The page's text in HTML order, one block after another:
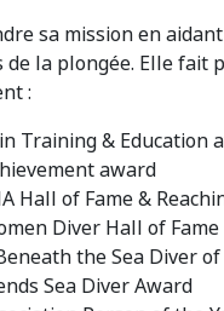
sa mission en
la plongée. Elle fait
:
Training & Education
award
Hall of Fame &
Diver Hall of Fame
the Sea Diver
Sea Diver Award